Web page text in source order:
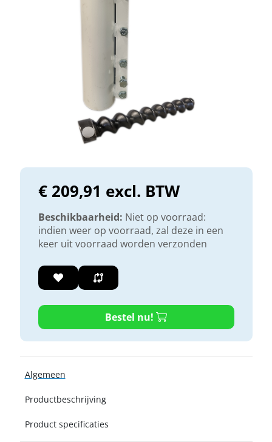
€ 209,91 excl. BTW
Beschikbaarheid: Niet op voorraad:
indien weer op voorraad, zal deze in een
keer uit voorraad worden verzonden
Bestel nu!
Algemeen
Productbeschrijving
Product specificaties